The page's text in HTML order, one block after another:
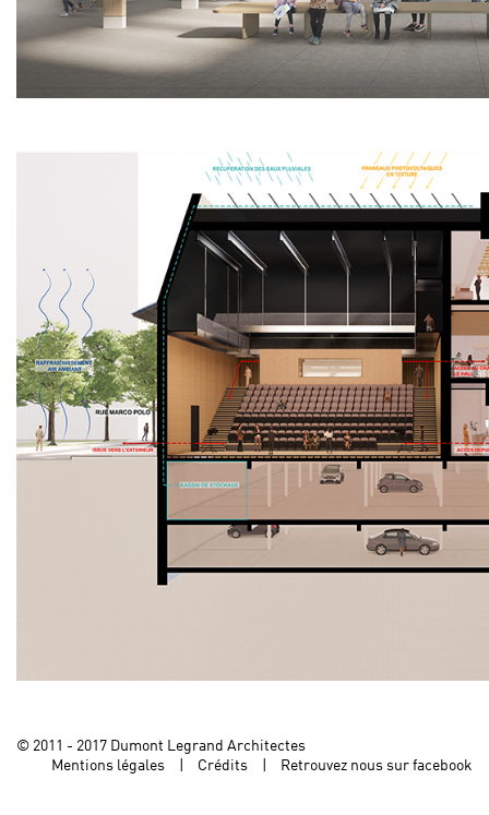
© 2011 - 2017 Dumont Legrand Architectes
Mentions légales
Crédits Retrouvez nous sur facebook